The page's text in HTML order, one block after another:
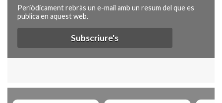
Periòdicament rebràs un e-mail amb un resum del que es
publica en aquest web.
Subscriure's